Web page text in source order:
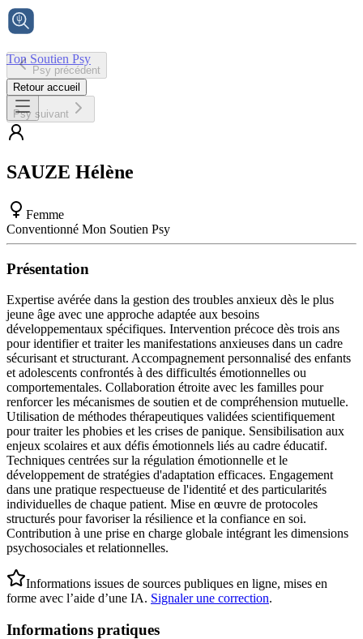
Ton Soutien Psy
Accueil
Psy précédent
Retour accueil
Psy suivant
SAUZE Hélène
Femme
Conventionné Mon Soutien Psy
Présentation
Expertise avérée dans la gestion des troubles anxieux dès le plus
jeune âge avec une approche adaptée aux besoins
développementaux spécifiques. Intervention précoce dès trois ans
pour identifier et traiter les manifestations anxieuses dans un cadre
sécurisant et structurant. Accompagnement personnalisé des enfants
et adolescents confrontés à des difficultés émotionnelles ou
comportementales. Collaboration étroite avec les familles pour
renforcer les mécanismes de soutien et de compréhension mutuelle.
Utilisation de méthodes thérapeutiques validées scientifiquement
pour traiter les phobies et les crises de panique. Sensibilisation aux
enjeux scolaires et aux défis émotionnels liés au cadre éducatif.
Techniques centrées sur la régulation émotionnelle et le
développement de stratégies d'adaptation efficaces. Engagement
dans une pratique respectueuse de l'identité et des particularités
individuelles de chaque patient. Mise en œuvre de protocoles
structurés pour favoriser la résilience et la confiance en soi.
Contribution à une prise en charge globale intégrant les dimensions
psychosociales et relationnelles.
Informations issues de sources publiques en ligne, mises en
forme avec l’aide d’une IA. Signaler une correction.
Informations pratiques